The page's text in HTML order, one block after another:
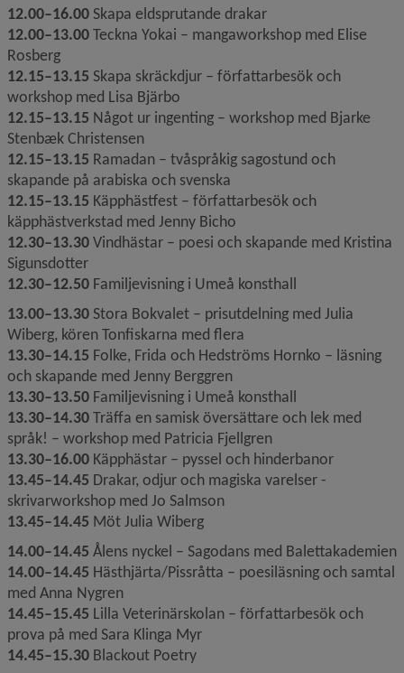
12.00–16.00 Skapa eldsprutande drakar
12.00–13.00 Teckna Yokai – mangaworkshop med Elise
Rosberg
12.15–13.15 Skapa skräckdjur – författarbesök och
workshop med Lisa Bjärbo
12.15–13.15 Något ur ingenting – workshop med Bjarke
Stenbæk Christensen
12.15–13.15 Ramadan – tvåspråkig sagostund och
skapande på arabiska och svenska
12.15–13.15 Käpphästfest – författarbesök och
käpphästverkstad med Jenny Bicho
12.30–13.30 Vindhästar – poesi och skapande med Kristina
Sigunsdotter
12.30–12.50 Familjevisning i Umeå konsthall
13.00–13.30 Stora Bokvalet – prisutdelning med Julia
Wiberg, kören Tonfiskarna med flera
13.30–14.15 Folke, Frida och Hedströms Hornko – läsning
och skapande med Jenny Berggren
13.30–13.50 Familjevisning i Umeå konsthall
13.30–14.30 Träffa en samisk översättare och lek med
språk! – workshop med Patricia Fjellgren
13.30–16.00 Käpphästar – pyssel och hinderbanor
13.45–14.45 Drakar, odjur och magiska varelser -
skrivarworkshop med Jo Salmson
13.45–14.45 Möt Julia Wiberg
14.00–14.45 Ålens nyckel – Sagodans med Balettakademien
14.00–14.45 Hästhjärta/Pissråtta – poesiläsning och samtal
med Anna Nygren
14.45–15.45 Lilla Veterinärskolan – författarbesök och
prova på med Sara Klinga Myr
14.45–15.30 Blackout Poetry